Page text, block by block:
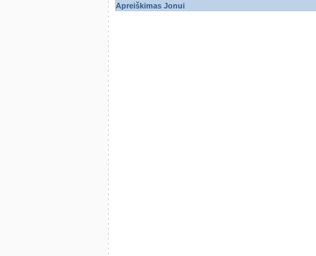
Apreiškimas Jonui